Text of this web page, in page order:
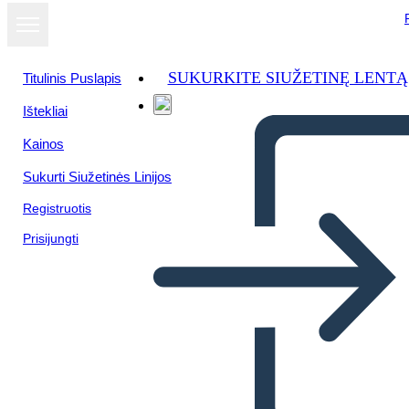
Titulinis Puslapis
Ištekliai
Kainos
Sukurti Siužetinės Linijos
Registruotis
Prisijungti
SUKURKITE SIUŽETINĘ LENTĄ
Žiūrėti kaip
skaidrių